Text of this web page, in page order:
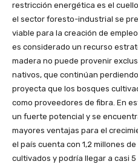
restricción energética es el
el sector foresto-industrial se
viable para la creación de
es considerado un recurso
madera no puede provenir
nativos, que continúan
proyecta que los bosques
como proveedores de fibra. En
un fuerte potencial y se
mayores ventajas para el
el país cuenta con 1,2 millones
cultivados y podría llegar a casi